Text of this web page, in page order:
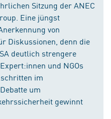
Sitzung der ANEC
Eine jüngst
von
Diskussionen, denn die
deutlich strengere
und NGOs
im
um
gewinnt